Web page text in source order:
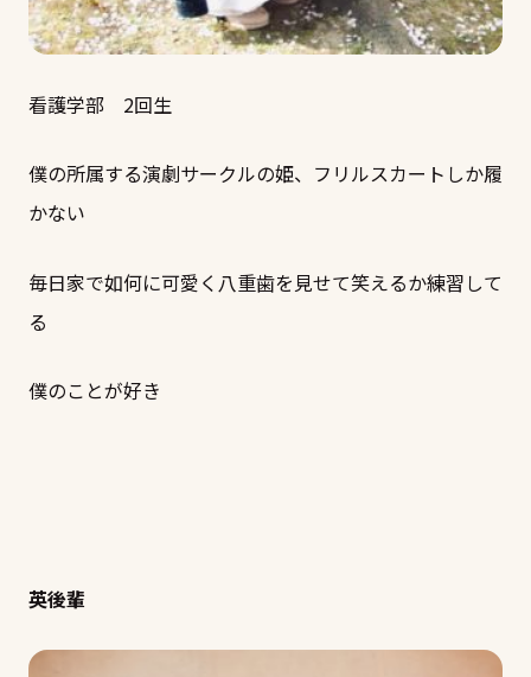
看護学部 2回生
僕の所属する演劇サークルの姫、フリルスカートしか履
かない
毎日家で如何に可愛く八重歯を見せて笑えるか練習して
る
僕のことが好き
英後輩